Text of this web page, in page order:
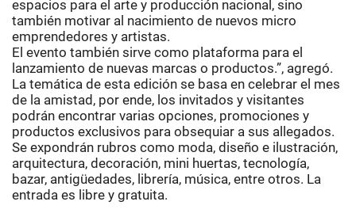
espacios para el arte y producción nacional, sino
también motivar al nacimiento de nuevos micro
emprendedores y artistas.
El evento también sirve como plataforma para el
lanzamiento de nuevas marcas o productos.”, agregó.
La temática de esta edición se basa en celebrar el mes
de la amistad, por ende, los invitados y visitantes
podrán encontrar varias opciones, promociones y
productos exclusivos para obsequiar a sus allegados.
Se expondrán rubros como moda, diseño e ilustración,
arquitectura, decoración, mini huertas, tecnología,
bazar, antigüedades, librería, música, entre otros. La
entrada es libre y gratuita.